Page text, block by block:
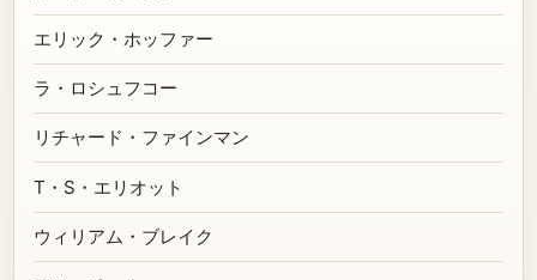
エリック・ホッファー
ラ・ロシュフコー
リチャード・ファインマン
T・S・エリオット
ウィリアム・ブレイク